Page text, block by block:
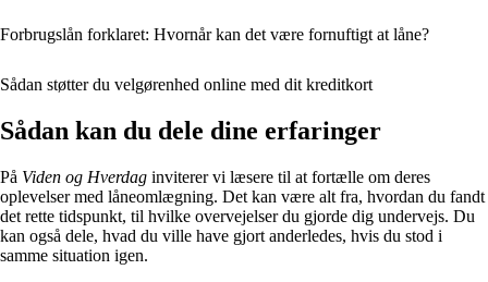
Forbrugslån forklaret: Hvornår kan det være fornuftigt at låne?
Sådan støtter du velgørenhed online med dit kreditkort
Sådan kan du dele dine erfaringer
På Viden og Hverdag inviterer vi læsere til at fortælle om deres
oplevelser med låneomlægning. Det kan være alt fra, hvordan du fandt
det rette tidspunkt, til hvilke overvejelser du gjorde dig undervejs. Du
kan også dele, hvad du ville have gjort anderledes, hvis du stod i
samme situation igen.